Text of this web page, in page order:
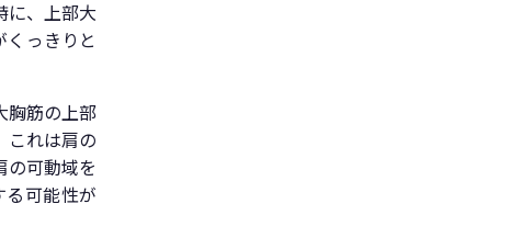
に、上部大
っきりと
胸筋の上部
これは肩の
の可動域を
る可能性が